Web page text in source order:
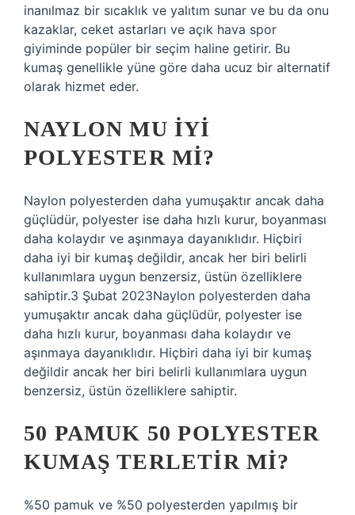
inanılmaz bir sıcaklık ve yalıtım sunar ve bu da onu
kazaklar, ceket astarları ve açık hava spor
giyiminde popüler bir seçim haline getirir. Bu
kumaş genellikle yüne göre daha ucuz bir alternatif
olarak hizmet eder.
NAYLON MU IYI
POLYESTER MI?
Naylon polyesterden daha yumuşaktır ancak daha
güçlüdür, polyester ise daha hızlı kurur, boyanması
daha kolaydır ve aşınmaya dayanıklıdır. Hiçbiri
daha iyi bir kumaş değildir, ancak her biri belirli
kullanımlara uygun benzersiz, üstün özelliklere
sahiptir.3 Şubat 2023Naylon polyesterden daha
yumuşaktır ancak daha güçlüdür, polyester ise
daha hızlı kurur, boyanması daha kolaydır ve
aşınmaya dayanıklıdır. Hiçbiri daha iyi bir kumaş
değildir ancak her biri belirli kullanımlara uygun
benzersiz, üstün özelliklere sahiptir.
50 PAMUK 50 POLYESTER
KUMAŞ TERLETIR MI?
%50 pamuk ve %50 polyesterden yapılmış bir